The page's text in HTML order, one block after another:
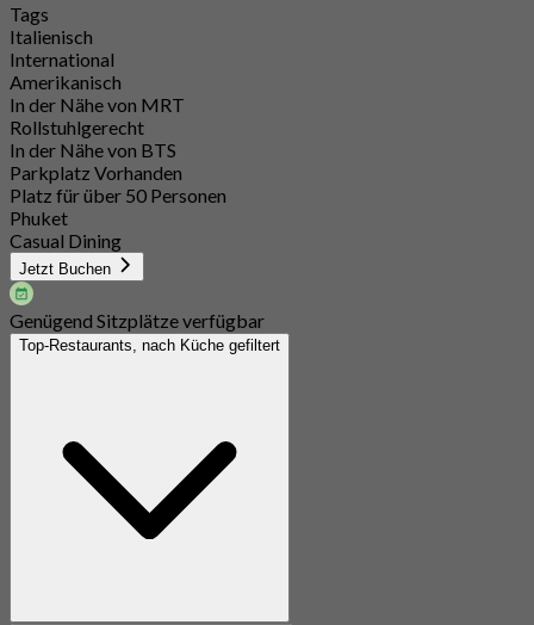
Tags
Italienisch
International
Amerikanisch
In der Nähe von MRT
Rollstuhlgerecht
In der Nähe von BTS
Parkplatz Vorhanden
Platz für über 50 Personen
Phuket
Casual Dining
Jetzt Buchen
Genügend Sitzplätze verfügbar
Top-Restaurants, nach Küche gefiltert